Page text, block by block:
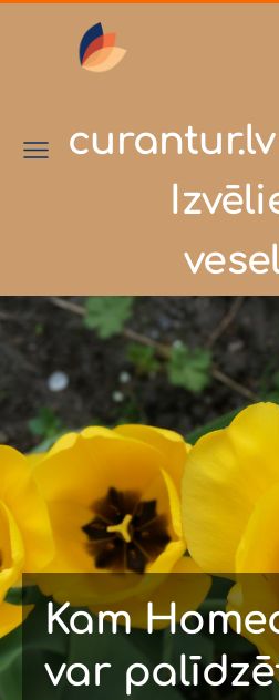
Kam
var